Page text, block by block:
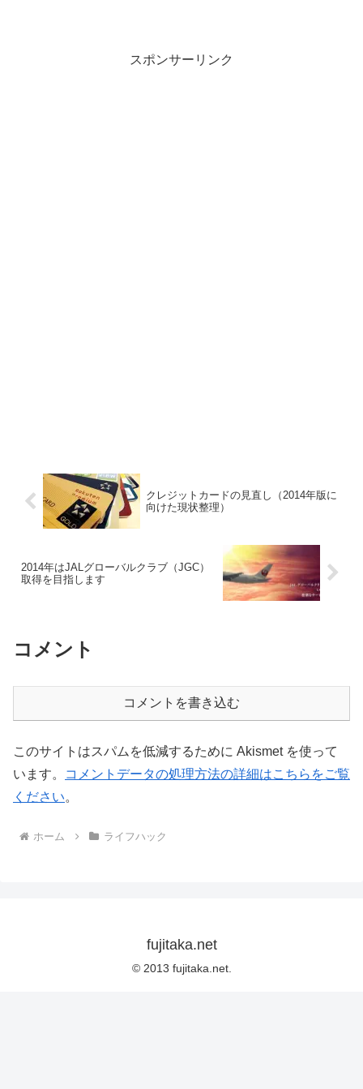
スポンサーリンク
クレジットカードの見直し（2014年版に
向けた現状整理）
2014年はJALグローバルクラブ（JGC）
取得を目指します
コメント
コメントを書き込む
このサイトはスパムを低減するために Akismet を使って
います。
コメントデータの処理方法の詳細はこちらをご覧
ください。
ホーム ライフハック
fujitaka.net
© 2013 fujitaka.net.